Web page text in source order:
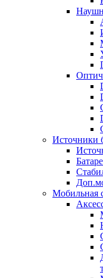
Источники
Мобильная